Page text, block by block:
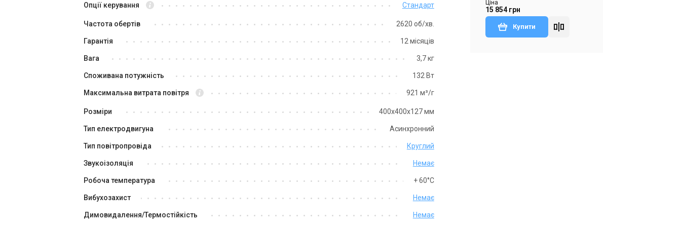
Канальний вентилятор Ostberg
20 178 грн 21 886 грн
Канальний вентилятор Ostberg
KVFU 315 C1
25 570 грн
Опції керування Стандарт
Частота обертів 2620 об/хв.
Гарантія 12 місяців
Вага 3,7 кг
Споживана потужність 132 Вт
Максимальна витрата повітря 921 м³/г
Розміри 400x400x127 мм
Тип електродвигуна Асинхронний
Тип повітропровіда Круглий
Звукоізоляція Немає
Робоча температура + 60°С
Вибухозахист Немає
Димовидалення/Термостійкість Немає
Ціна
15 854 грн
Купити